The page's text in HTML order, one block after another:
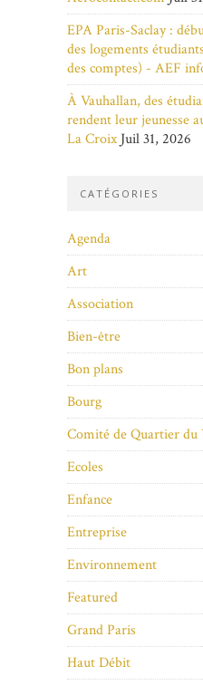
EPA Paris-Saclay :
des logements
des comptes) - AEF
À Vauhallan, des
rendent leur jeunesse
La Croix Juil 31, 2026
CATÉGORIES
Agenda
Art
Association
Bien-être
Bon plans
Bourg
Comité de Quartier du
Ecoles
Enfance
Entreprise
Environnement
Featured
Grand Paris
Haut Débit